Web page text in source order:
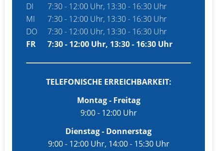
Bauch- und Enddarmzentrum
DI
7:30 - 12:00 Uhr, 13:30 - 16:30 Uhr
MI
7:30 - 12:00 Uhr, 13:30 - 16:30 Uhr
DO
7:30 - 12:00 Uhr, 13:30 - 16:30 Uhr
FR
7:30 - 12:00 Uhr, 13:30 - 16:30 Uhr
TELEFONISCHE ERREICHBARKEIT:
Montag - Freitag
9:00 - 12:00 Uhr
Dienstag - Donnerstag
9:00 - 12:00 Uhr, 14:00 - 15:30 Uhr